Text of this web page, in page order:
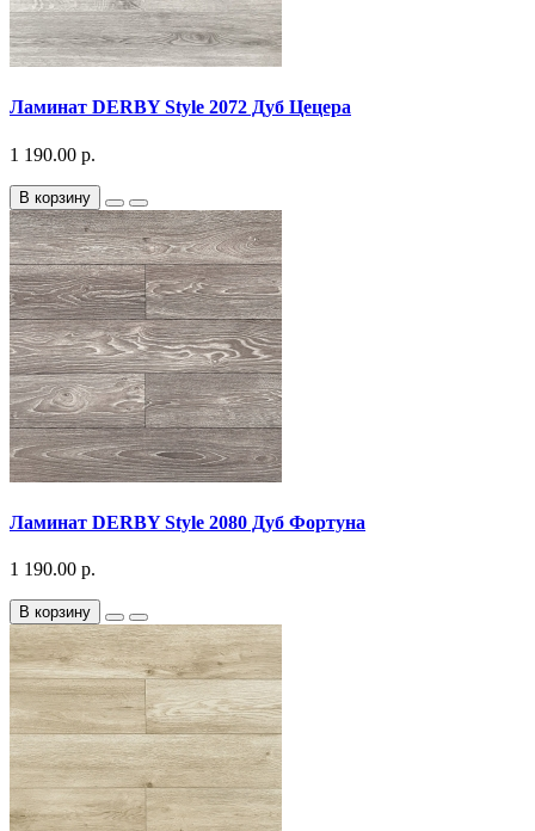
Ламинат DERBY Style 2072 Дуб Цецера
1 190.00 р.
В корзину
Ламинат DERBY Style 2080 Дуб Фортуна
1 190.00 р.
В корзину